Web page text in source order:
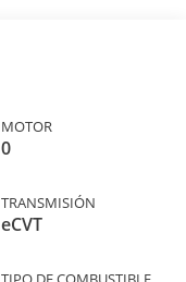
MOTOR
0
TRANSMISIÓN
eCVT